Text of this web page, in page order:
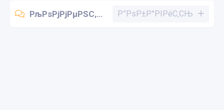
РљРѕРјРјРµРЅС‚Р°СЂРёРё (0) Р”РѕР±Р°РІРёС‚СЊ